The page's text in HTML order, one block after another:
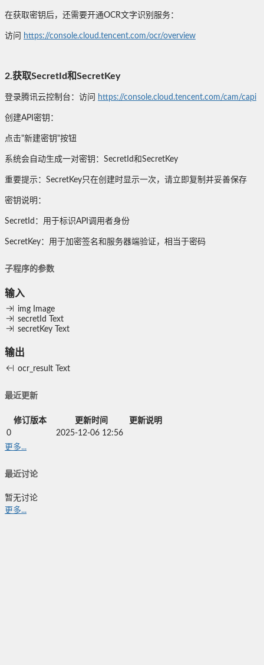
在获取密钥后，还需要开通OCR文字识别服务：
访问 https://console.cloud.tencent.com/ocr/overview
2.获取SecretId和SecretKey
登录腾讯云控制台：访问 https://console.cloud.tencent.com/cam/capi
创建API密钥：
点击"新建密钥"按钮
系统会自动生成一对密钥：SecretId和SecretKey
重要提示：SecretKey只在创建时显示一次，请立即复制并妥善保存
密钥说明：
SecretId：用于标识API调用者身份
SecretKey：用于加密签名和服务器端验证，相当于密码
子程序的参数
输入
img
Image
secretId
Text
secretKey
Text
输出
ocr_result Text
最近更新
修订版本 更新时间
更新说明
0
2025-12-06 12:56
更多...
最近讨论
暂无讨论
更多...